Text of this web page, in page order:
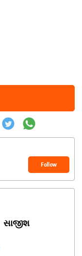
Follow
સાજીશ